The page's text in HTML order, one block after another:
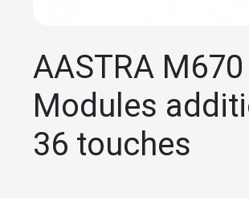
AASTRA M670
Modules
36 touches